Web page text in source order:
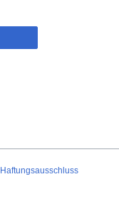
Haftungsausschluss